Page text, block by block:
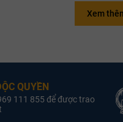
12.5%
750ml
Xem
QUYỀN
111 855 để được trao